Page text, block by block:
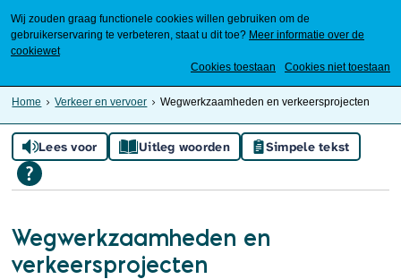
Wij zouden graag functionele cookies willen gebruiken om de
gebruikerservaring te verbeteren, staat u dit toe? Meer informatie over de
cookiewet
Cookies toestaan
Cookies niet toestaan
Home Verkeer en vervoer Wegwerkzaamheden en verkeersprojecten
Lees voor Uitleg woorden Simpele tekst
Wegwerkzaamheden en
verkeersprojecten